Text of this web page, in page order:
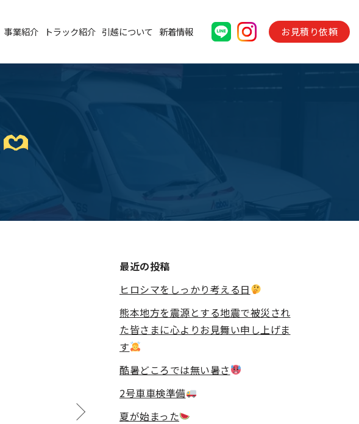
事業紹介 トラック紹介 引越について 新着情報 お見積り依頼
最近の投稿
ヒロシマをしっかり考える日
熊本地方を震源とする地震で被災され
た皆さまに心よりお見舞い申し上げま
す
酷暑どころでは無い暑さ
2号車車検準備
夏が始まった